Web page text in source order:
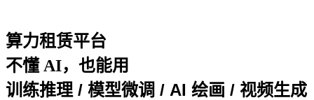
算力租赁平台
不懂 AI，也能用
训练推理 / 模型微调 / AI 绘画 / 视频生成